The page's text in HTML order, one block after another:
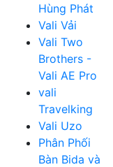
Hùng Phát
Vali Vải
Vali Two
Brothers -
Vali AE Pro
vali
Travelking
Vali Uzo
Phân Phối
Bàn Bida và